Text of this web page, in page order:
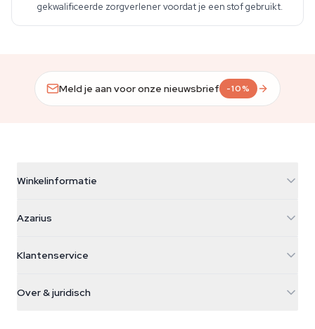
gekwalificeerde zorgverlener voordat je een stof gebruikt.
Meld je aan voor onze nieuwsbrief -10%
Winkelinformatie
Galvaniweg 11
Nederland
+31(0)204897914
Azarius
Smokeshop
Klantenservice
Retourbeleid
Over & juridisch